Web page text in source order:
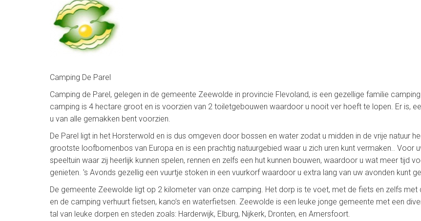
Camping De Parel
Camping de Parel, gelegen in de gemeente Zeewolde in provincie Flevoland, is een gezellige familie
camping is 4 hectare groot en is voorzien van 2 toiletgebouwen waardoor u nooit ver hoeft te lopen. Er is,
u van alle gemakken bent voorzien.
De Parel ligt in het Horsterwold en is dus omgeven door bossen en water zodat u midden in de vrije natuur
grootste loofbomenbos van Europa en is een prachtig natuurgebied waar u zich uren kunt vermaken.. Voor
speeltuin waar zij heerlijk kunnen spelen, rennen en zelfs een hut kunnen bouwen, waardoor u wat meer tijd
genieten. ’s Avonds gezellig een vuurtje stoken in een vuurkorf waardoor u extra lang van uw avonden kunt
De gemeente Zeewolde ligt op 2 kilometer van onze camping. Het dorp is te voet, met de fiets en zelfs
en de camping verhuurt fietsen, kano’s en waterfietsen. Zeewolde is een leuke jonge gemeente met een
tal van leuke dorpen en steden zoals: Harderwijk, Elburg, Nijkerk, Dronten, en Amersfoort.